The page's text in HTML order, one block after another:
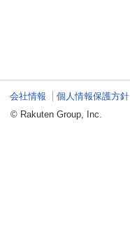
会社情報 個人情報保護方針
© Rakuten Group, Inc.